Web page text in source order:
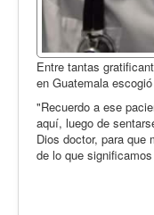
Entre tantas
en Guatemala
"Recuerdo a ese
aquí, luego de
Dios doctor, para que
de lo que